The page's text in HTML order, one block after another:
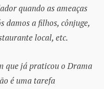
quando as ameaças
damos a filhos, cônjuge,
local, etc.
que já praticou o Drama
é uma tarefa